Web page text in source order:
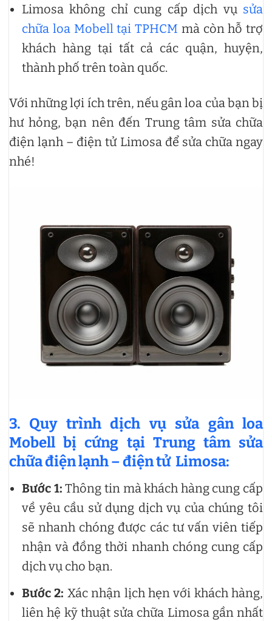
Limosa không chỉ cung cấp dịch vụ sửa
chữa loa Mobell tại TPHCM mà còn hỗ trợ
khách hàng tại tất cả các quận, huyện,
thành phố trên toàn quốc.
Với những lợi ích trên, nếu gân loa của bạn bị
hư hỏng, bạn nên đến Trung tâm sửa chữa
điện lạnh – điện tử Limosa để sửa chữa ngay
nhé!
3. Quy trình dịch vụ sửa gân loa
Mobell bị cứng tại Trung tâm sửa
chữa điện lạnh – điện tử Limosa:
Bước 1:Thông tin mà khách hàng cung cấp
về yêu cầu sử dụng dịch vụ của chúng tôi
sẽ nhanh chóng được các tư vấn viên tiếp
nhận và đồng thời nhanh chóng cung cấp
dịch vụ cho bạn.
Bước 2: Xác nhận lịch hẹn với khách hàng,
liên hệ kỹ thuật sửa chữa Limosa gần nhất